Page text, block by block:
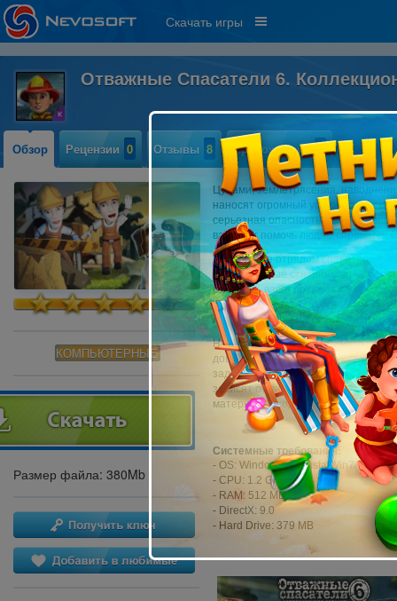
Скачать игры
Отважные Спасатели 6.
Обзор Рецензии 0 Отзывы 8 Прохождение 4
КОМПЬЮТЕРНЫЕ
Размер файла: 380Mb
Цунами, землетрясения,
наносят огромный ущерб
серьезная опасность!
ваш долг помочь людям справится
Управляйте отрядом спасателей,
уничтоженные стихийными
рабочие - ваша дружная команда
Разбирайте завалы, организуйте
лесные пожары и окажите первую
Научитесь быстро принимать
доверенных вам работников. Вас
задач, справиться с которыми
зависят от вас! Бонусная часть
материалы, подробный гид по
Системные требования:
- OS: Windows XP/Vista/Win7/Win8
- CPU: 1.2 GHz
- RAM: 512 MB
- DirectX: 9.0
- Hard Drive: 379 MB